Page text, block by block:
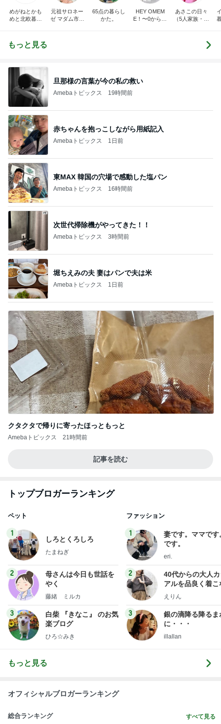
めがねとかも
めと北欧暮ら
元祖サロネー
ゼ マダム市川
65点の暮らし
かた。
HEY OMEM
E！〜0からの
あさこの日々
（5人家族・投
もっと見る
旦那様の言葉が今の私の救い
Amebaトピックス 19時間前
赤ちゃんを抱っこしながら用紙記入
Amebaトピックス 1日前
東MAX 韓国の穴場で感動した塩パン
Amebaトピックス 16時間前
次世代掃除機がやってきた！！
Amebaトピックス 3時間前
堀ちえみの夫 妻はパンで夫は米
Amebaトピックス 1日前
クタクタで帰りに寄ったほっともっと
Amebaトピックス 21時間前
記事を読む
トップブロガーランキング
ペット
1
しろとくろしろ
たまねぎ
2
母さんは今日も世話を
やく
藤緒 ミルカ
3
白柴 『きなこ』 のお気
楽ブログ
ひろ☆みき
ファッション
1
妻です。ママです
です。
eri.
2
40代からの大人
アルを品良く着こ
ファッションブロ
えりん
3
銀の滴降る降るま
に・・・
illallan
もっと見る
オフィシャルブロガーランキング
総合ランキング すべて見る